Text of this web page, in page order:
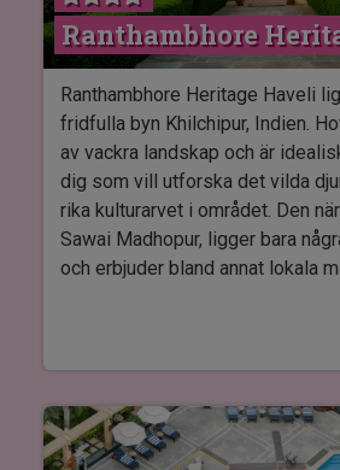
Resorten erbjuder rymliga rum
dubbelsäng eller två
kombinerar modern komfort med
designinspiration. Dessutom är
med luftkonditionering, Wi-Fi,
Ranthambhore
Ranthambhore Heritage Haveli
fridfulla byn Khilchipur, Indien.
av vackra landskap och är
dig som vill utforska det vilda
rika kulturarvet i området. Den
Sawai Madhopur, ligger bara
och erbjuder bland annat lokala
Hotellet ligger mycket nära
Nationalpark och Ranthambhore
att utforska dessa platser. Vill du
erbjuder spa-området olika